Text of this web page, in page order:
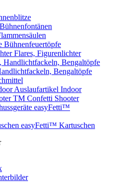
Bühnenfontänen
Bühnenfeuertöpfe
Flares, Figurenlichter
Bengaltöpfe
Auslaufartikel Indoor
TM Confetti Shooter
easyFetti™
easyFetti™ Kartuschen